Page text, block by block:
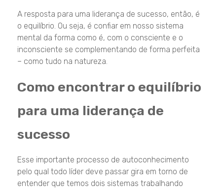
A resposta para uma liderança de sucesso, então, é
o equilíbrio. Ou seja, é confiar em nosso sistema
mental da forma como é, com o consciente e o
inconsciente se complementando de forma perfeita
– como tudo na natureza.
Como encontrar o equilíbrio
para uma liderança de
sucesso
Esse importante processo de autoconhecimento
pelo qual todo líder deve passar gira em torno de
entender que temos dois sistemas trabalhando